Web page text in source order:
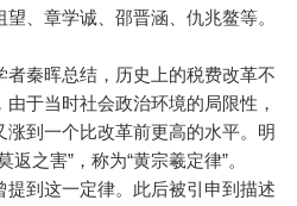
、章学诚、邵晋涵、仇兆鳌等。
秦晖总结，历史上的税费改革不
于当时社会政治环境的局限性，
到一个比改革前更高的水平。明
之害”，称为“黄宗羲定律”。
到这一定律。此后被引申到描述